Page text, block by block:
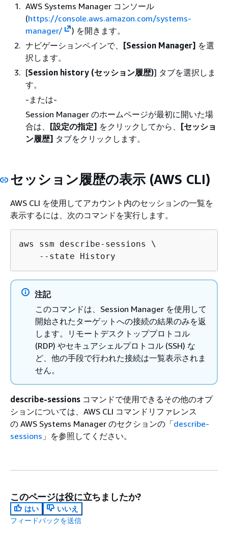
AWS Systems Manager コンソール
(https://console.aws.amazon.com/systems-
manager/
) を開きます。
ナビゲーションペインで、 [Session Manager] を選
択します。
[Session history (セッション履歴)] タブを選択しま
す。
-または-
Session Manager のホームページが最初に開いた場
合は、 [設定の指定] をクリックしてから、 [セッショ
ン履歴] タブをクリックします。
セッション履歴の表示 (AWS CLI)
AWS CLI を使用してアカウント内のセッションの一覧を
表示するには、次のコマンドを実行します。
aws ssm describe-sessions \
    --state History
注記
このコマンドは、Session Manager を使用して
開始されたターゲットへの接続の結果のみを返
します。リモートデスクトッププロトコル
(RDP) やセキュアシェルプロトコル (SSH) な
ど、他の手段で行われた接続は一覧表示されま
せん。
describe-sessions コマンドで使用できるその他のオプ
ションについては、AWS CLI コマンドリファレンス
の AWS Systems Manager のセクションの「describe-
sessions 」を参照してください。
このページは役に立ちましたか?
はい
いいえ
フィードバックを送信